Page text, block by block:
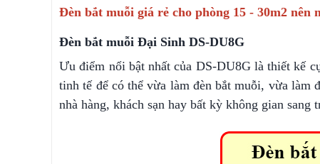
Đèn bắt muỗi giá rẻ cho phòng 15 - 30m2 nên
Đèn bắt muỗi Đại Sinh DS-DU8G
Ưu điểm nổi bật nhất của DS-DU8G là thiết kế
tinh tế để có thể vừa làm đèn bắt muỗi, vừa làm
nhà hàng, khách sạn hay bất kỳ không gian sang